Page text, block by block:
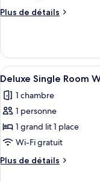
chambre :
with
View
Plus de détails
Plus
le
type
de
Double
Room
View
Afficher
toutes
les
photos
pour
ce
type
de
1
Deluxe Single Room
1 chambre
1 personne
1 grand lit 1 place
Wi-Fi gratuit
Plus de détails
Plus